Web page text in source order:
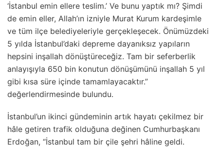
‘İstanbul emin ellere teslim.’ Ve bunu yaptık mı? Şimdi
de emin eller, Allah’ın izniyle Murat Kurum kardeşimle
ve tüm ilçe belediyeleriyle gerçekleşecek. Önümüzdeki
5 yılda İstanbul’daki depreme dayanıksız yapıların
hepsini inşallah dönüştüreceğiz. Tam bir seferberlik
anlayışıyla 650 bin konutun dönüşümünü inşallah 5 yıl
gibi kısa süre içinde tamamlayacaktır.”
değerlendirmesinde bulundu.
İstanbul’un ikinci gündeminin artık hayatı çekilmez bir
hâle getiren trafik olduğuna değinen Cumhurbaşkanı
Erdoğan, “İstanbul tam bir çile şehri hâline geldi.